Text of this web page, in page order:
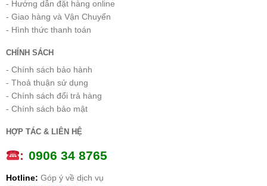
- Hướng dẫn đặt hàng online
- Giao hàng và Vận Chuyển
- Hình thức thanh toán
CHÍNH SÁCH
- Chính sách bảo hành
- Thoả thuận sử dụng
- Chính sách đổi trả hàng
- Chính sách bảo mật
HỢP TÁC & LIÊN HỆ
: 0906 34 8765
Hotline: Góp ý về dịch vụ